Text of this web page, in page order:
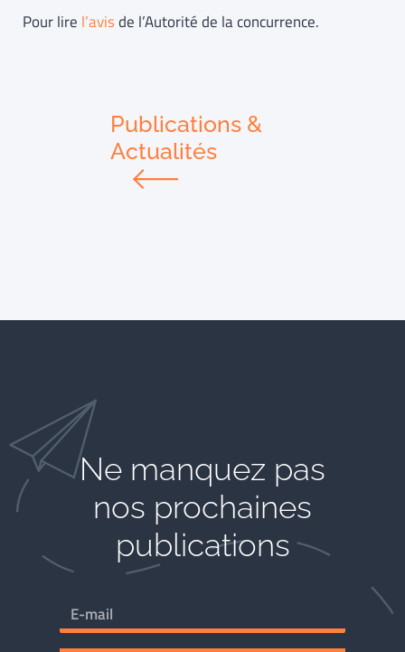
Pour lire l’avisde l’Autorité de la concurrence.
Publications &
Actualités
Ne manquez pas
nos prochaines
publications